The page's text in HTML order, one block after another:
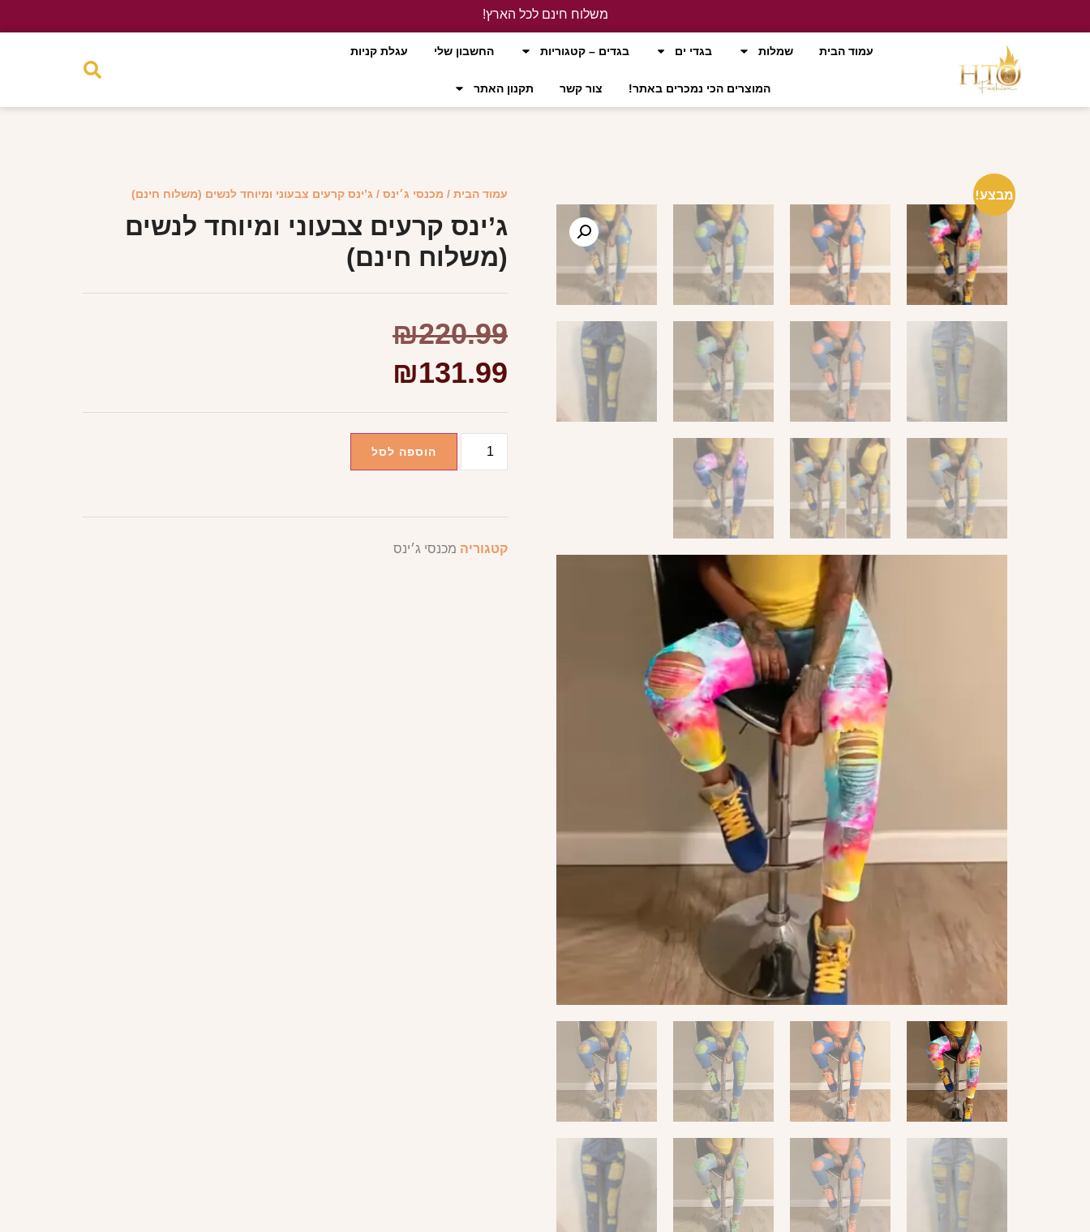
משלוח חינם לכל הארץ!
עמוד הבית
שמלות בגדי ים בגדים – קטגוריות החשבון שלי עגלת קניות
המוצרים הכי נמכרים באתר! צור קשר תקנון האתר
מבצע! עמוד הבית / מכנסי ג׳ינס / ג’ינס קרעים צבעוני ומיוחד לנשים (משלוח חינם)
ג’ינס קרעים צבעוני ומיוחד לנשים
(משלוח חינם)
₪220.99
₪131.99
הוספה לסל
קטגוריה מכנסי ג׳ינס